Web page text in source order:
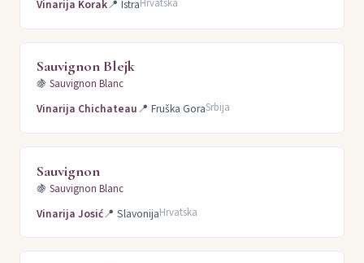
Vinarija Korak📍 IstraHrvatska
Sauvignon Blejk
🍇 Sauvignon Blanc
Vinarija Chichateau📍 Fruška GoraSrbija
Sauvignon
🍇 Sauvignon Blanc
Vinarija Josić📍 SlavonijaHrvatska